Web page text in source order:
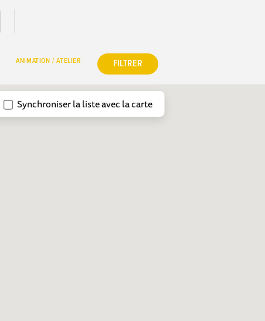
ANIMATION / ATELIER FILTRER
Synchroniser la liste avec la carte